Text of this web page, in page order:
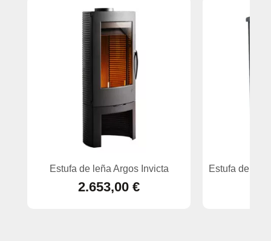
Estufa de leña Argos Invicta
2.653,00 €
Estufa de